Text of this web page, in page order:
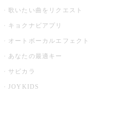
歌いたい曲をリクエスト
キョクナビアプリ
オートボーカルエフェクト
あなたの最適キー
サビカラ
JOYKIDS